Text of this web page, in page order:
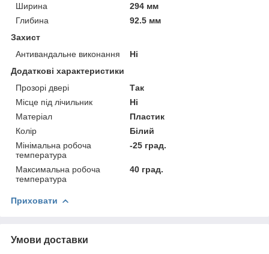
Ширина
294 мм
Глибина
92.5 мм
Захист
Антивандальне виконання
Ні
Додаткові характеристики
Прозорі двері
Так
Місце під лічильник
Ні
Матеріал
Пластик
Колір
Білий
Мінімальна робоча
температура
-25 град.
Максимальна робоча
температура
40 град.
Приховати
Умови доставки